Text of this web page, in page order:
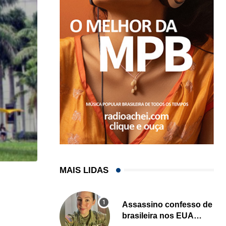
Açaí é reconhecido oficialmente como fruto
21/01/2026
MAIS LIDAS
Assassino confesso de
brasileira nos EUA